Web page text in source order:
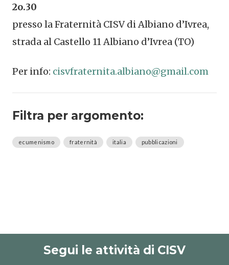
2o.30
presso la Fraternità CISV di Albiano d’Ivrea,
strada al Castello 11 Albiano d’Ivrea (TO)
Per info: cisvfraternita.albiano@gmail.com
Filtra per argomento:
ecumenismo fraternità italia pubblicazioni
Segui le attività di CISV